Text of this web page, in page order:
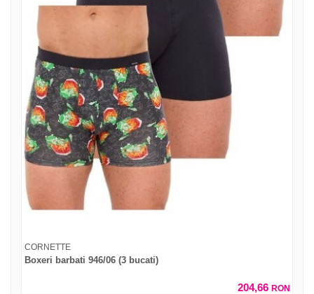
CORNETTE
Boxeri barbati 946/06 (3 bucati)
204,66 RON